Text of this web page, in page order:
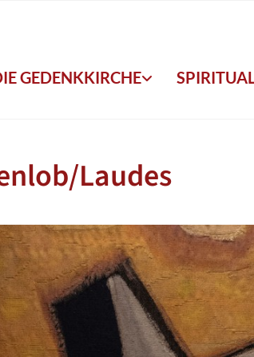
GEDENKKIRCHE
Laudes